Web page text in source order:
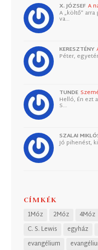
X. JÓZSEF A
A „költő”
va…
KERESZTÉNY
Péter,
TUNDE
Helló, Én ezt
S…
SZALAI
Jó pihenést,
CÍMKÉK
1Móz 2Móz 4Móz
C. S. Lewis
egyház
evangélium